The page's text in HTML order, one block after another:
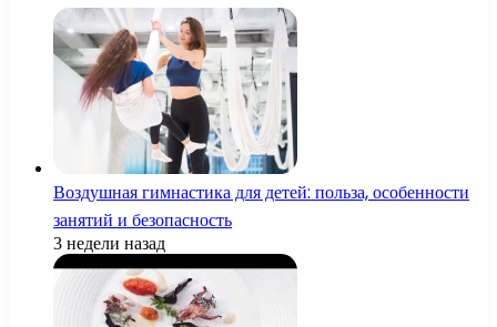
Воздушная гимнастика для детей: польза, особенности
занятий и безопасность
3 недели назад